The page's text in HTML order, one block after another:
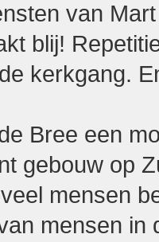
van
blij!
kerkgang.
Bree een
gebouw op
mensen
mensen in